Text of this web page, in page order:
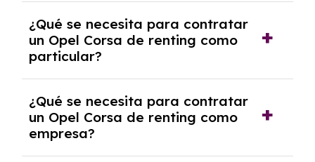
pero puede haber penalizaciones por
cancelación anticipada. Es importante revisar
las condiciones del contrato y hablar con un
experto que te asesore.
¿Qué se necesita para contratar
un Opel Corsa de renting como
particular?
y, en algunos casos, una consulta de solvencia
crediticia y un pago inicial.
¿Qué se necesita para contratar
un Opel Corsa de renting como
empresa?